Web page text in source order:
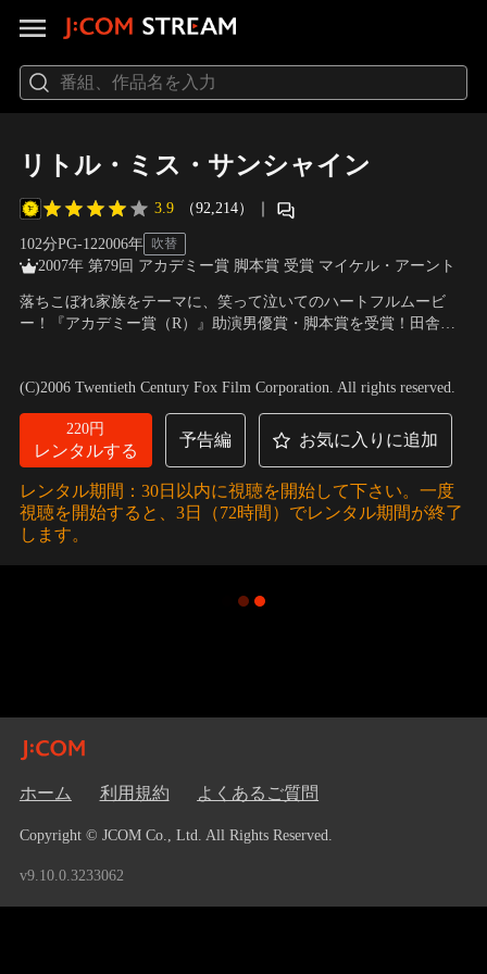
リトル・ミス・サンシャイン
3.9 （92,214） ｜
102分PG-122006年 吹替
2007年 第79回 アカデミー賞 脚本賞 受賞 マイケル・アーント
落ちこぼれ家族をテーマに、笑って泣いてのハートフルムービ
ー！『アカデミー賞（R）』助演男優賞・脚本賞を受賞！田舎町
選ばれた。
(C)2006 Twentieth Century Fox Film Corporation. All rights reserved.
220円
レンタルする
予告編 お気に入りに追加
レンタル期間：30日以内に視聴を開始して下さい。一度
視聴を開始すると、3日（72時間）でレンタル期間が終了
します。
ホーム 利用規約 よくあるご質問
Copyright © JCOM Co., Ltd. All Rights Reserved.
v9.10.0.3233062